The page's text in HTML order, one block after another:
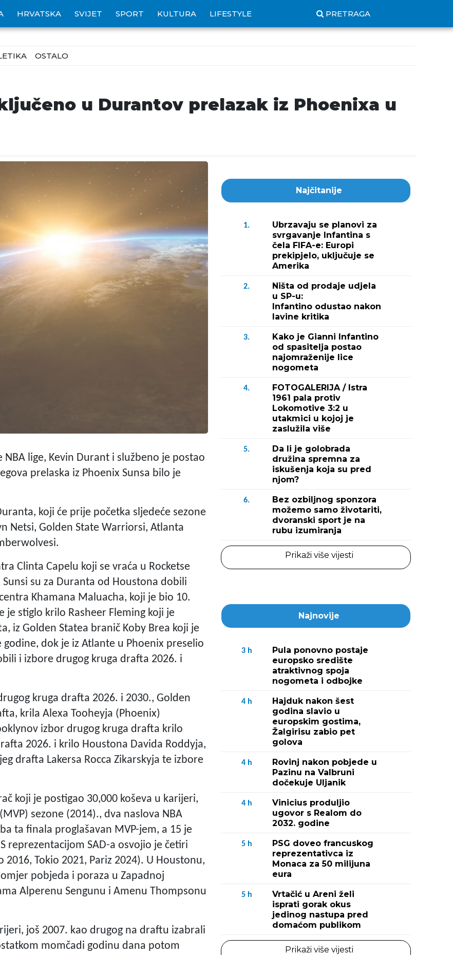
HRVATSKA SVIJET SPORT KULTURA LIFESTYLE PRETRAGA
OSTALO
u Durantov prelazak iz Phoenixa u
lige, Kevin Durant i službeno je postao
prelaska iz Phoenix Sunsa bilo je
koji će prije početka sljedeće sezone
Netsi, Golden State Warriorsi, Atlanta
Clinta Capelu koji se vraća u Rocketse
su za Duranta od Houstona dobili
Khamana Maluacha, koji je bio 10.
stiglo krilo Rasheer Fleming koji je
iz Golden Statea branič Koby Brea koji je
dok je iz Atlante u Phoenix preselio
i izbore drugog kruga drafta 2026. i
kruga drafta 2026. i 2030., Golden
krila Alexa Tooheyja (Phoenix)
izbor drugog kruga drafta krilo
2026. i krilo Houstona Davida Roddyja,
drafta Lakersa Rocca Zikarskyja te izbore
koji je postigao 30,000 koševa u karijeri,
sezone (2014)., dva naslova NBA
ta finala proglašavan MVP-jem, a 15 je
reprezentacijom SAD-a osvojio je četiri
Tokio 2021, Pariz 2024). U Houstonu,
pobjeda i poraza u Zapadnoj
Alperenu Sengunu i Amenu Thompsonu
još 2007. kao drugog na draftu izabrali
momčadi godinu dana potom
Najčitanije
1.
Ubrzavaju se planovi za
svrgavanje Infantina s
čela FIFA-e: Europi
prekipjelo, uključuje se
Amerika
2.
Ništa od prodaje udjela
u SP-u:
Infantino odustao nakon
lavine kritika
3.
Kako je Gianni Infantino
od spasitelja postao
najomraženije lice
nogometa
4.
FOTOGALERIJA / Istra
1961 pala protiv
Lokomotive 3:2 u
utakmici u kojoj je
zaslužila više
5.
Da li je golobrada
družina spremna za
iskušenja koja su pred
njom?
6.
Bez ozbiljnog sponzora
možemo samo životariti,
dvoranski sport je na
rubu izumiranja
Prikaži više vijesti
Najnovije
3 h
Pula ponovno postaje
europsko središte
atraktivnog spoja
nogometa i odbojke
4 h
Hajduk nakon šest
godina slavio u
europskim gostima,
Žalgirisu zabio pet
golova
4 h
Rovinj nakon pobjede u
Pazinu na Valbruni
dočekuje Uljanik
4 h
Vinicius produljio
ugovor s Realom do
2032. godine
5 h
PSG doveo francuskog
reprezentativca iz
Monaca za 50 milijuna
eura
5 h
Vrtačić u Areni želi
isprati gorak okus
jedinog nastupa pred
domaćom publikom
Prikaži više vijesti